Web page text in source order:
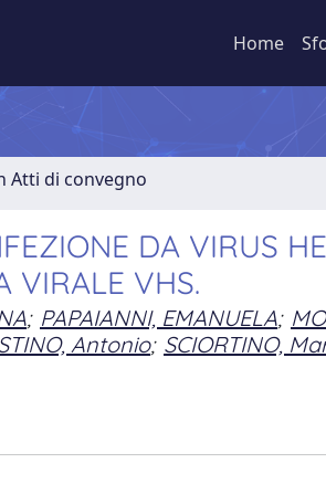
Home
Atti di convegno
DA VIRUS
VIRALE VHS.
; PAPAIANNI, EMANUELA;
Antonio; SCIORTINO,